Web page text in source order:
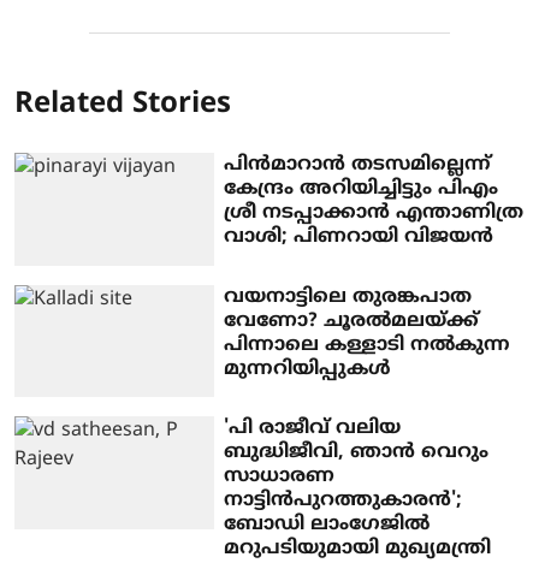
Related Stories
പിന്‍മാറാന്‍ തടസമില്ലെന്ന്
കേന്ദ്രം അറിയിച്ചിട്ടും പിഎം
ശ്രീ നടപ്പാക്കാന്‍ എന്താണിത്ര
വാശി; പിണറായി വിജയന്‍
വയനാട്ടിലെ തുരങ്കപാത
വേണോ? ചൂരല്‍മലയ്ക്ക്
പിന്നാലെ കള്ളാടി നല്‍കുന്ന
മുന്നറിയിപ്പുകള്‍
'പി രാജീവ് വലിയ
ബുദ്ധിജീവി, ഞാന്‍ വെറും
സാധാരണ
നാട്ടിന്‍പുറത്തുകാരന്‍';
ബോഡി ലാംഗേജില്‍
മറുപടിയുമായി മുഖ്യമന്ത്രി